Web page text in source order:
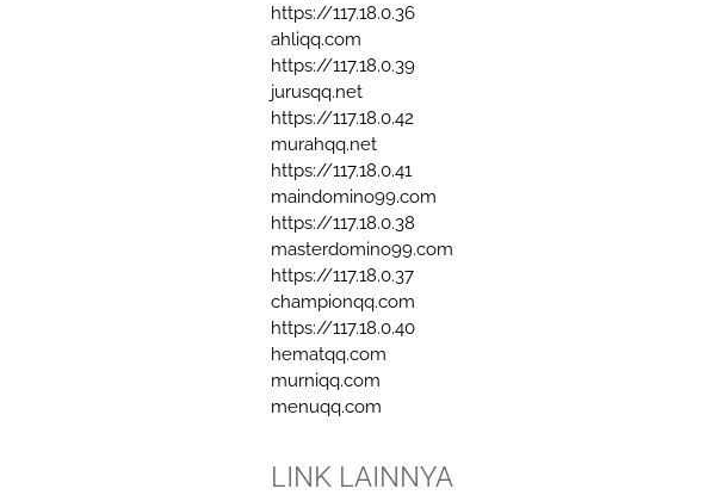
https://117.18.0.36
ahliqq.com
https://117.18.0.39
jurusqq.net
https://117.18.0.42
murahqq.net
https://117.18.0.41
maindomino99.com
https://117.18.0.38
masterdomino99.com
https://117.18.0.37
championqq.com
https://117.18.0.40
hematqq.com
murniqq.com
menuqq.com
LINK LAINNYA